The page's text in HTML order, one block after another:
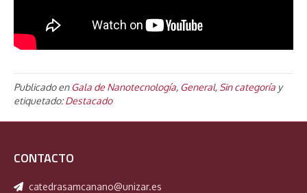
Publicado enGala de Nanotecnología, General, Sin categoría y
etiquetado:Destacado
CONTACTO
catedrasamcanano@unizar.es